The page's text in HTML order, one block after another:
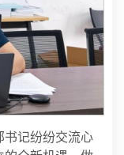
书记纷纷交流心